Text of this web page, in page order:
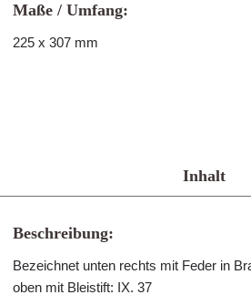
Maße / Umfang:
225 x 307 mm
Inhalt
Beschreibung:
Bezeichnet unten rechts mit Feder in
oben mit Bleistift: IX. 37